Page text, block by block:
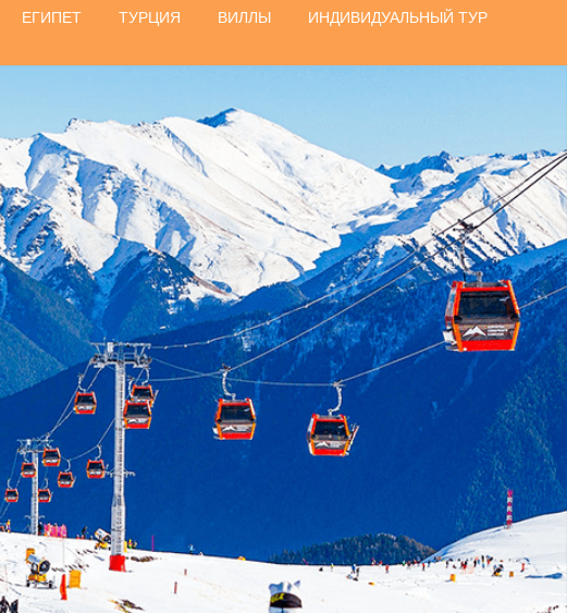
ЕГИПЕТ ТУРЦИЯ ВИЛЛЫ
ИНДИВИДУАЛЬНЫЙ ТУР